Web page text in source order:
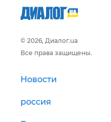
© 2026, Диалог.ua
Все права защищены.
Новости
россия